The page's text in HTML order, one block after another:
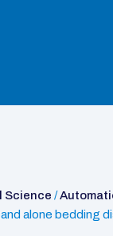
Science /
alone bedding